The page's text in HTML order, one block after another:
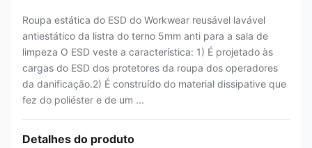
Roupa estática do ESD do Workwear reusável lavável
antiestático da listra do terno 5mm anti para a sala de
limpeza O ESD veste a característica: 1) É projetado às
cargas do ESD dos protetores da roupa dos operadores
da danificação.2) É construído do material dissipative que
fez do poliéster e de um ...
Detalhes do produto